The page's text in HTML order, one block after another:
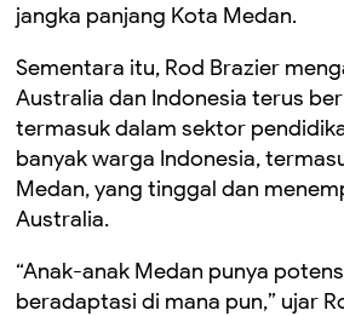
jangka panjang Kota Medan.
Sementara itu, Rod Brazier
Australia dan Indonesia terus
termasuk dalam sektor
banyak warga Indonesia,
Medan, yang tinggal dan
Australia.
“Anak-anak Medan punya
beradaptasi di mana pun,” ujar